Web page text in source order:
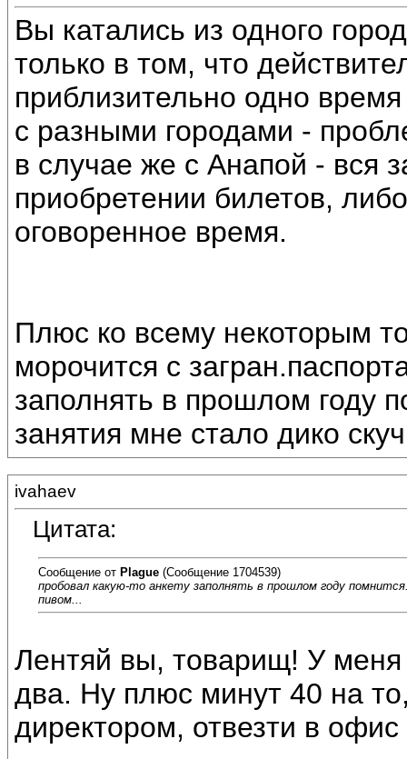
Вы катались из одного
только в том, что
приблизительно одно
с разными городами -
в случае же с Анапой - вся
приобретении билетов,
оговоренное время.
Плюс ко всему некоторым
морочится с
заполнять в прошлом году
занятия мне стало дико
ivahaev
Цитата:
Сообщение от Plague (Сообщение 1704539)
пробовал какую-то анкету заполнять в прошлом году
пивом...
Лентяй вы, товарищ! У
два. Ну плюс минут 40 на
директором, отвезти в офис